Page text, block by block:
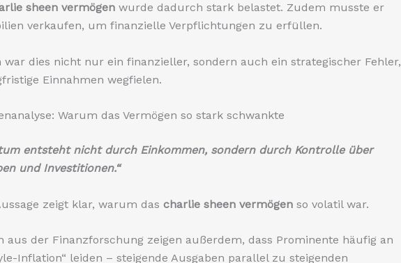
sheen vermögen wurde dadurch stark belastet. Zudem musste er
verkaufen, um finanzielle Verpflichtungen zu erfüllen.
war dies nicht nur ein finanzieller, sondern auch ein strategischer Fehler,
Einnahmen wegfielen.
Warum das Vermögen so stark schwankte
entsteht nicht durch Einkommen, sondern durch Kontrolle über
und Investitionen.“
zeigt klar, warum das charlie sheen vermögen so volatil war.
aus der Finanzforschung zeigen außerdem, dass Prominente häufig an
Inflation“ leiden – steigende Ausgaben parallel zu steigenden